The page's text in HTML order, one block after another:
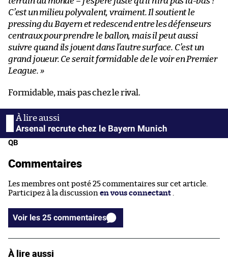
C’est un milieu polyvalent, vraiment. Il soutient le
pressing du Bayern et redescend entre les défenseurs
centraux pour prendre le ballon, mais il peut aussi
suivre quand ils jouent dans l’autre surface. C’est un
grand joueur. Ce serait formidable de le voir en Premier
League. »
Formidable, mais pas chez le rival.
Arsenal recrute chez le Bayern Munich
QB
Commentaires
Les membres ont posté 25 commentaires sur cet article.
Participez à la discussion en vous connectant .
Voir les 25 commentaires
À lire aussi